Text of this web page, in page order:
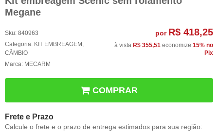
Megane
Sku: 840963
Categoria: KIT EMBREAGEM ,
CÂMBIO
Marca: MECARM
por R$ 418,25
à vista R$ 355,51 economize 15% no
Pix
COMPRAR
Frete e Prazo
Calcule o frete e o prazo de entrega estimados para sua região: